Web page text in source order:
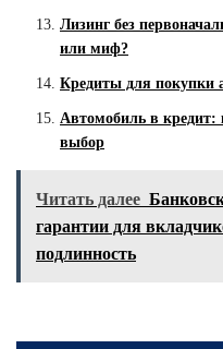
Лизинг без
или миф?
Кредиты для покупки
Автомобиль в кредит:
выбор
Читать далее
гарантии для
подлинность